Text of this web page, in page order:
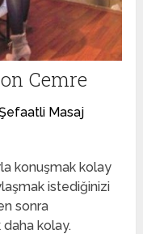
Cemre
Masaj
konuşmak kolay
istediğinizi
sonra
kolay.